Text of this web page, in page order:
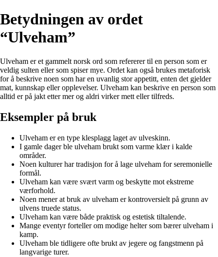
Betydningen av ordet
“Ulveham”
Ulveham er et gammelt norsk ord som refererer til en person som er
veldig sulten eller som spiser mye. Ordet kan også brukes metaforisk
for å beskrive noen som har en uvanlig stor appetitt, enten det gjelder
mat, kunnskap eller opplevelser. Ulveham kan beskrive en person som
alltid er på jakt etter mer og aldri virker mett eller tilfreds.
Eksempler på bruk
Ulveham er en type klesplagg laget av ulveskinn.
I gamle dager ble ulveham brukt som varme klær i kalde
områder.
Noen kulturer har tradisjon for å lage ulveham for seremonielle
formål.
Ulveham kan være svært varm og beskytte mot ekstreme
værforhold.
Noen mener at bruk av ulveham er kontroversielt på grunn av
ulvens truede status.
Ulveham kan være både praktisk og estetisk tiltalende.
Mange eventyr forteller om modige helter som bærer ulveham i
kamp.
Ulveham ble tidligere ofte brukt av jegere og fangstmenn på
langvarige turer.